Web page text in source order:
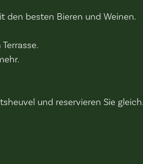
den besten Bieren und Weinen.
und reservieren Sie gleich.